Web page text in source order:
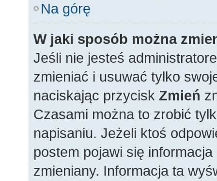
Na górę
W jaki sposób można
Jeśli nie jesteś
zmieniać i usuwać tylko
naciskając przycisk Zmień
Czasami można to zrobić
napisaniu. Jeżeli ktoś
postem pojawi się
zmieniany. Informacja ta